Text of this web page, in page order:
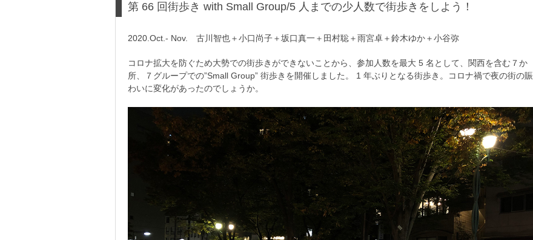
第 66 回街歩き with Small Group/5 人までの少人数で街歩きをしよう！
2020.Oct.- Nov. 古川智也＋小口尚子＋坂口真一＋田村聡＋雨宮卓＋鈴木ゆか＋小谷弥
コロナ拡大を防ぐため大勢での街歩きができないことから、参加人数を最大 5 名として、関西を含む７か
所、７グループでの”Small Group” 街歩きを開催しました。 1 年ぶりとなる街歩き。コロナ禍で夜の街の賑
わいに変化があったのでしょうか。